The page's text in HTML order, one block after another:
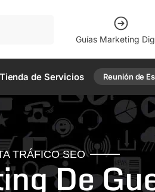
Guías Marketing
Tienda de Servicios Reunión de
TRÁFICO SEO
De